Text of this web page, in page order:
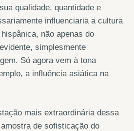
qualidade, quantidade e
influenciaria a cultura
não apenas do
simplesmente
Só agora vem à tona
a influência asiática na
mais extraordinária dessa
de sofisticação do